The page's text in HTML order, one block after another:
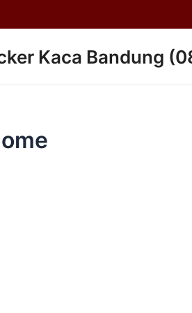
Kaca Bandung